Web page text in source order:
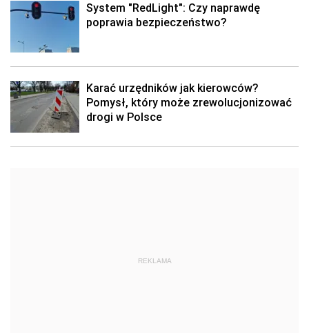
System "RedLight": Czy naprawdę
poprawia bezpieczeństwo?
Karać urzędników jak kierowców?
Pomysł, który może zrewolucjonizować
drogi w Polsce
REKLAMA